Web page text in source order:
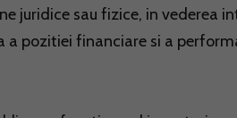
juridice sau fizice, in vederea
a pozitiei financiare si a